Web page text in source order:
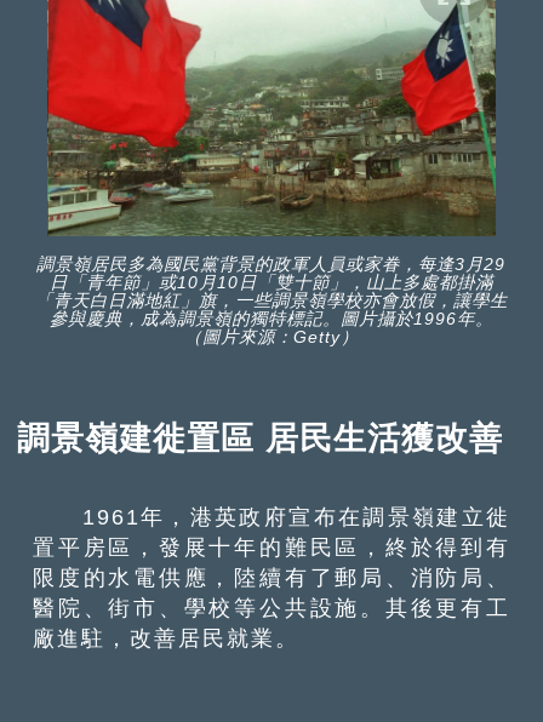
調景嶺居民多為國民黨背景的政軍人員或家眷，每逢3月29
日「青年節」或10月10日「雙十節」，山上多處都掛滿
「青天白日滿地紅」旗，一些調景嶺學校亦會放假，讓學生
參與慶典，成為調景嶺的獨特標記。圖片攝於1996年。
（圖片來源：Getty）
調景嶺建徙置區 居民生活獲改善
1961年，港英政府宣布在調景嶺建立徙
置平房區，發展十年的難民區，終於得到有
限度的水電供應，陸續有了郵局、消防局、
醫院、街市、學校等公共設施。其後更有工
廠進駐，改善居民就業。